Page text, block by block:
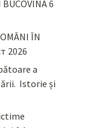
BUCOVINA6
ÎN
2026
a
Istorie și